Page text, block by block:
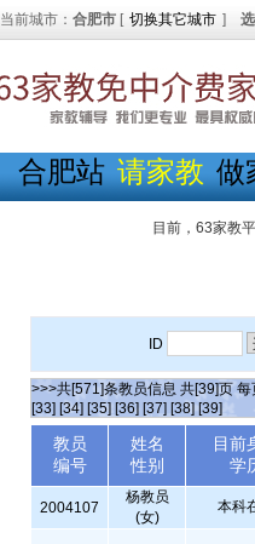
当前城市： 合肥市 [ 切换其它城市 ]
合肥站 请家教 做
目前，63家教
ID
>>>共[571]条教员信息 共[39]页 每
[33] [34] [35] [36] [37] [38] [39]
教员
编号
姓名
性别
目前
学
2004107
杨教员
(女)
本科